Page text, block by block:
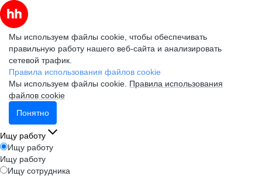
Мы используем файлы cookie, чтобы обеспечивать
правильную работу нашего веб-сайта и анализировать
сетевой трафик.
Правила использования файлов cookie
Мы используем файлы cookie. Правила использования
файлов cookie
Понятно
Ищу работу
Ищу работу
Ищу работу
Ищу сотрудника